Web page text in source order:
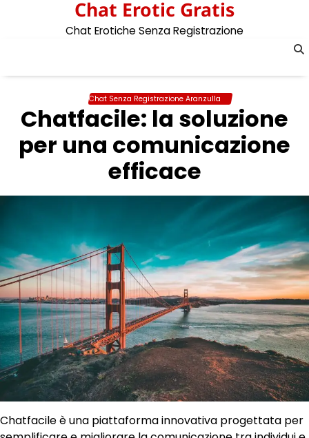
Chat Erotic Gratis
Chat Erotiche Senza Registrazione
Chat Senza Registrazione Aranzulla
Chatfacile: la soluzione
per una comunicazione
efficace
Chatfacile è una piattaforma innovativa progettata per